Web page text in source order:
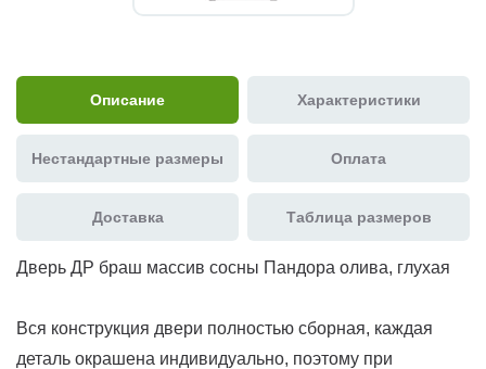
Описание Характеристики
Нестандартные размеры Оплата
Доставка Таблица размеров
Дверь ДР браш массив сосны Пандора олива, глухая
Вся конструкция двери полностью сборная, каждая
деталь окрашена индивидуально, поэтому при